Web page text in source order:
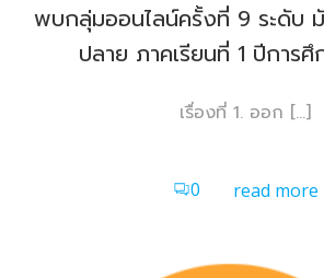
พบกลุ่มออนไลน์ครั้งที่ 9 ระดับ
ปลาย ภาคเรียนที่ 1 ปีการ
เรื่องที่ 1. ออก […]
0 read more